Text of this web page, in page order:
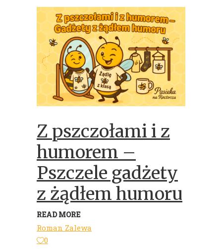
Z pszczołami i z
humorem –
Pszczele gadżety
z żądłem humoru
READ MORE
Roman Zalewa
0